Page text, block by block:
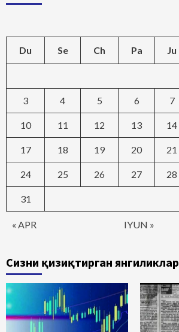
Du Se Ch Pa Ju
« APR IYUN »
3 4 5 6 7
10 11 12 13 14
17 18 19 20 21
24 25 26 27 28
31
Сизни қизиқтирган янгиликлар